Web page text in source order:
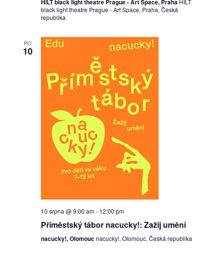
HILT black light theatre Prague - Art Space, Praha HILT
black light theatre Prague - Art Space, Praha, Česká
republika
PO
10
10 srpna @ 9:00 am- 12:00 pm
Příměstský tábor nacucky!: Zažij umění
nacucky!, Olomoucnacucky!, Olomouc, Česká republika